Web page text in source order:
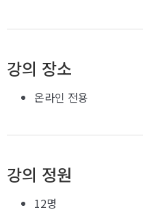
강의 장소
온라인 전용
강의 정원
12명